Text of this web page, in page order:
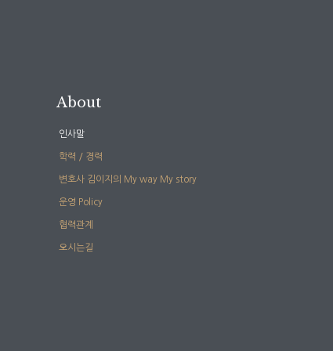
About
인사말
학력 / 경력
변호사 김이지의 My way My story
운영 Policy
협력관계
오시는길